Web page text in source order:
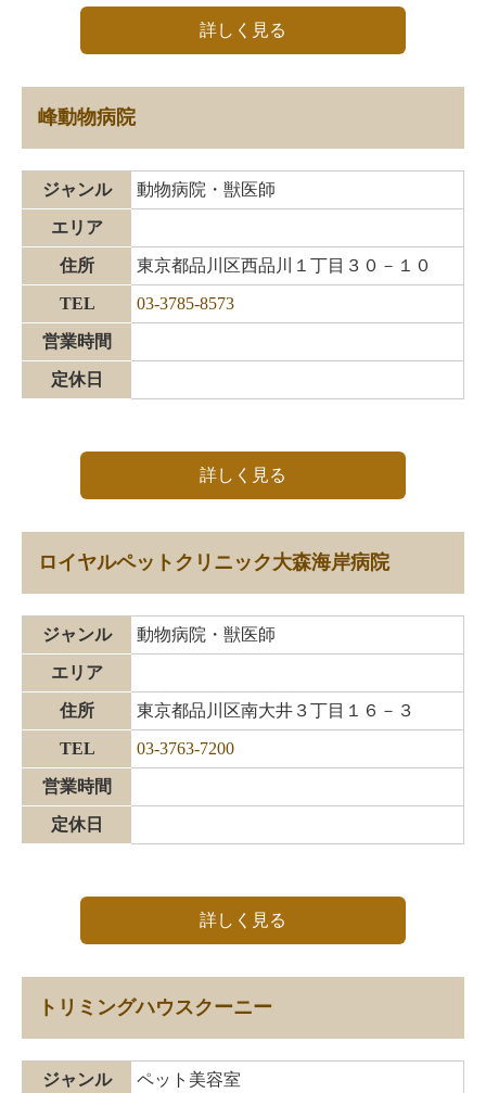
詳しく見る
峰動物病院
ジャンル 動物病院・獣医師
エリア
住所 東京都品川区西品川１丁目３０－１０
TEL 03-3785-8573
営業時間
定休日
詳しく見る
ロイヤルペットクリニック大森海岸病院
ジャンル 動物病院・獣医師
エリア
住所 東京都品川区南大井３丁目１６－３
TEL 03-3763-7200
営業時間
定休日
詳しく見る
トリミングハウスクーニー
ジャンル ペット美容室